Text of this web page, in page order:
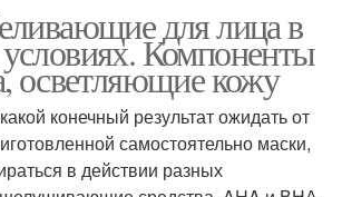
для лица в
Компоненты
осветляющие кожу
конечный результат ожидать от
самостоятельно маски,
в действии разных